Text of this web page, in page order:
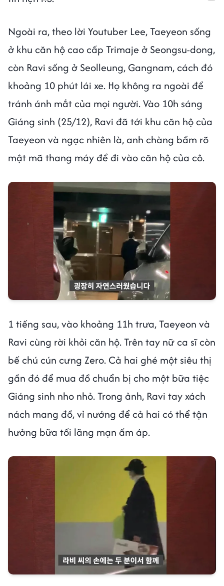
Ngoài ra, theo lời Youtuber Lee, Taeyeon sống
ở khu căn hộ cao cấp Trimaje ở Seongsu-dong,
còn Ravi sống ở Seolleung, Gangnam, cách đó
khoảng 10 phút lái xe. Họ không ra ngoài để
tránh ánh mắt của mọi người. Vào 10h sáng
Giáng sinh (25/12), Ravi đã tới khu căn hộ của
Taeyeon và ngạc nhiên là, anh chàng bấm rõ
mật mã thang máy để đi vào căn hộ của cô.
1 tiếng sau, vào khoảng 11h trưa, Taeyeon và
Ravi cùng rời khỏi căn hộ. Trên tay nữ ca sĩ còn
bế chú cún cưng Zero. Cả hai ghé một siêu thị
gần đó để mua đồ chuẩn bị cho một bữa tiệc
Giáng sinh nho nhỏ. Trong ảnh, Ravi tay xách
nách mang đồ, vỉ nướng để cả hai có thể tận
hưởng bữa tối lãng mạn ấm áp.